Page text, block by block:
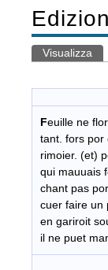
Schede
Visualizza
Feuille ne
tant. fors por
rimoier. (et)
qui mauuais
chant pas
cuer faire un
en gariroit
il ne puet